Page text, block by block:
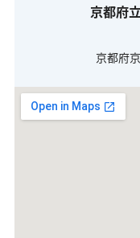
京都府
京都府